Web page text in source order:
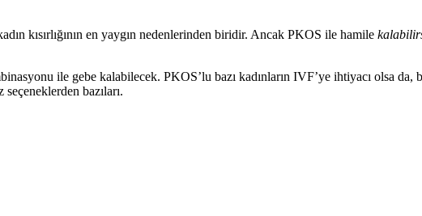
kısırlığının en yaygın nedenlerinden biridir. Ancak PKOS ile hamile
ile gebe kalabilecek. PKOS’lu bazı kadınların IVF’ye ihtiyacı olsa
bazıları.